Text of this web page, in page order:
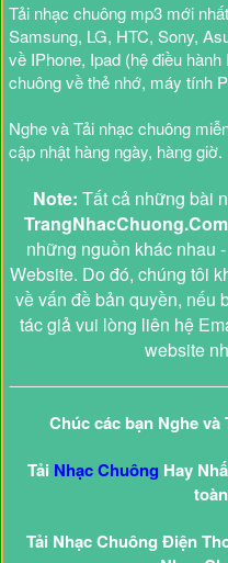
Tải nhạc chuông mp3 mới
Samsung, LG, HTC, Sony,
về IPhone, Ipad (hệ điều
chuông về thẻ nhớ, máy tính
Nghe và Tải nhạc chuông
cập nhật hàng ngày, hàng giờ.
Note: Tất cả những bài
TrangNhacChuong.Com
những nguồn khác nhau
Website. Do đó, chúng tôi
về vấn đề bản quyền, nếu
tác giả vui lòng liên hệ
website
Chúc các bạn Nghe
Tải Nhạc Chuông Hay
Tải Nhạc Chuông Điện